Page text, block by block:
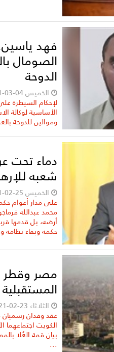
فهد
الصومال
الدوحة
الخميس 04-03-2021 01:51 م
لإحكام السيطرة
الأساسية لوكالة
وموالين للدوحة
دماء تحت
شعبه
الخميس 25-02-2021 06:00 م
على مدار أعوام
محمد عبدالله
أرضه، بل قدمها
حكمه وبقاء
مصر وقطر
الثلاثاء 23-02-2021 06:47 م
عقد وفدان رسميان
الكويت اجتماعهما
بيان قمة العُلا
...